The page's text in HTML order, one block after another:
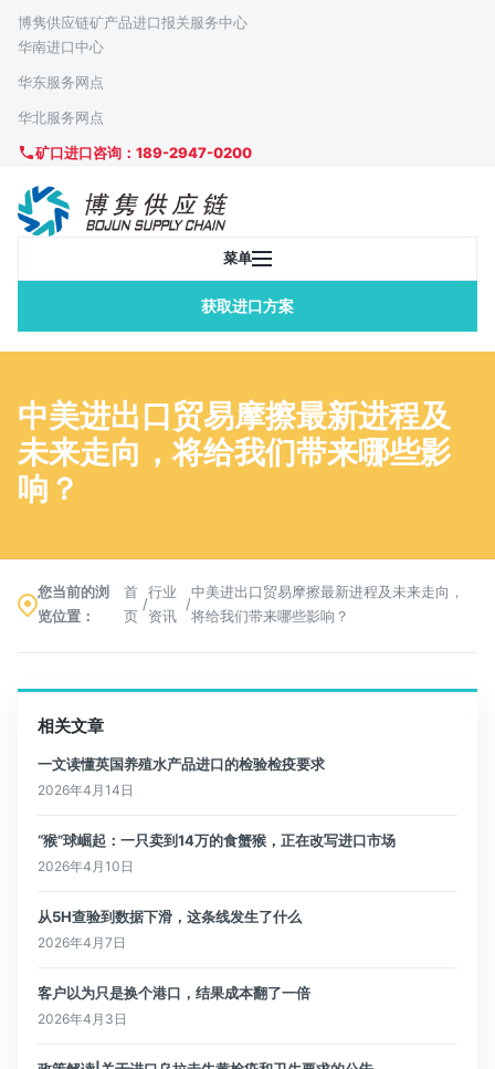
博隽供应链矿产品进口报关服务中心
华南进口中心
华东服务网点
华北服务网点
矿口进口咨询：189-2947-0200
获取进口方案
菜单
中美进出口贸易摩擦最新进程及
未来走向，将给我们带来哪些影
响？
您当前的浏
览位置：
首
页
/
行业
资讯
/
中美进出口贸易摩擦最新进程及未来走向，
将给我们带来哪些影响？
相关文章
一文读懂英国养殖水产品进口的检验检疫要求
2026年4月14日
“猴”球崛起：一只卖到14万的食蟹猴，正在改写进口市场
2026年4月10日
从5H查验到数据下滑，这条线发生了什么
2026年4月7日
客户以为只是换个港口，结果成本翻了一倍
2026年4月3日